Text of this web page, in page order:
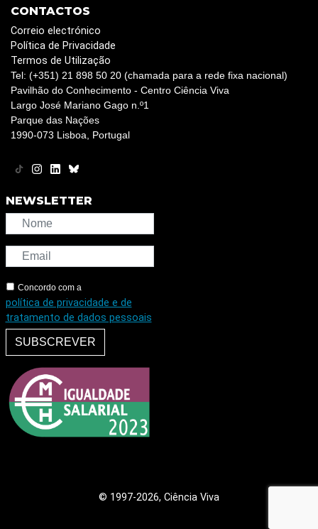
CONTACTOS
Correio electrónico
Política de Privacidade
Termos de Utilização
Tel: (+351) 21 898 50 20 (chamada para a rede fixa nacional)
Pavilhão do Conhecimento - Centro Ciência Viva
Largo José Mariano Gago n.º1
Parque das Nações
1990-073 Lisboa, Portugal
NEWSLETTER
Concordo com a
política de privacidade e de
tratamento de dados pessoais
SUBSCREVER
© 1997-2026, Ciência Viva